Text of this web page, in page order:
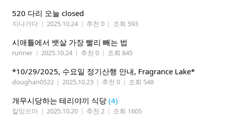
520 다리 오늘 closed
지나가다 | 2025.10.24 | 추천 0 | 조회 593
시애틀에서 뱃살 가장 빨리 빼는 법
runner | 2025.10.24 | 추천 0 | 조회 845
*10/29/2025, 수요일 정기산행 안내, Fragrance Lake*
doughan0522 | 2025.10.23 | 추천 0 | 조회 548
개무시당하는 테리야끼 식당 (4)
칼있으마 | 2025.10.20 | 추천 2 | 조회 1605